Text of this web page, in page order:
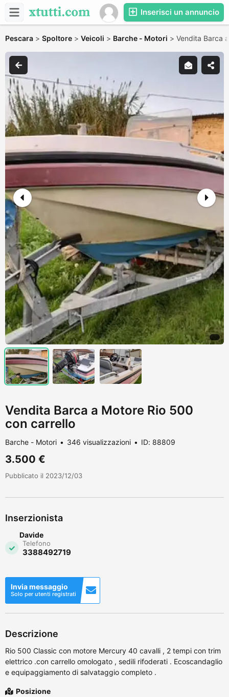
Inserisci un annuncio
Pescara > Spoltore > Veicoli > Barche - Motori > Vendita Barca
Vendita Barca a Motore Rio 500
con carrello
Barche - Motori 346 visualizzazioni ID: 88809
3.500 €
Pubblicato il 2023/12/03
Inserzionista
Davide
Telefono
3388492719
Invia messaggio
Solo per utenti registrati
Descrizione
Rio 500 Classic con motore Mercury 40 cavalli , 2 tempi con trim
elettrico .con carrello omologato , sedili rifoderati . Ecoscandaglio
e equipaggiamento di salvataggio completo .
Posizione